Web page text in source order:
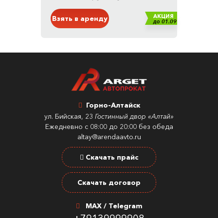
Взять в аренду АКЦИЯ
до 01.09
Горно-Алтайск
ул. Бийская, 23 Гостинный двор «Алтай»
Ежедневно с 08:00 до 20:00 без обеда
altay@arendaavto.ru
Скачать прайс
Скачать договор
MAX / Telegram